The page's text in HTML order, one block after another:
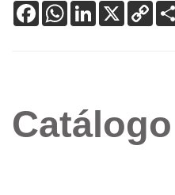
FacebookWhatsApp
LinkedIn
X
Link
Catálogo